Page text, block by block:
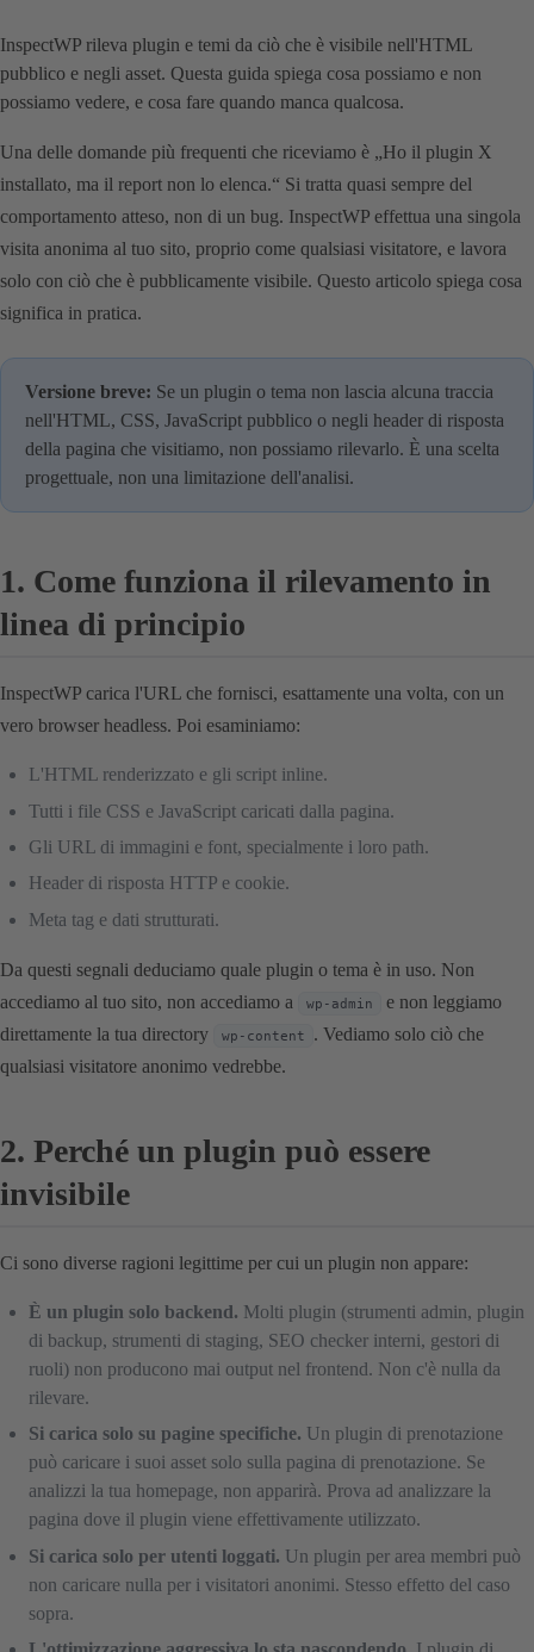
InspectWP rileva plugin e temi da ciò che è visibile nell'HTML
pubblico e negli asset. Questa guida spiega cosa possiamo e non
possiamo vedere, e cosa fare quando manca qualcosa.
Una delle domande più frequenti che riceviamo è „Ho il plugin X
installato, ma il report non lo elenca.“ Si tratta quasi sempre del
comportamento atteso, non di un bug. InspectWP effettua una singola
visita anonima al tuo sito, proprio come qualsiasi visitatore, e lavora
solo con ciò che è pubblicamente visibile. Questo articolo spiega cosa
significa in pratica.
Versione breve: Se un plugin o tema non lascia alcuna traccia
nell'HTML, CSS, JavaScript pubblico o negli header di risposta
della pagina che visitiamo, non possiamo rilevarlo. È una scelta
progettuale, non una limitazione dell'analisi.
1. Come funziona il rilevamento in
linea di principio
InspectWP carica l'URL che fornisci, esattamente una volta, con un
vero browser headless. Poi esaminiamo:
L'HTML renderizzato e gli script inline.
Tutti i file CSS e JavaScript caricati dalla pagina.
Gli URL di immagini e font, specialmente i loro path.
Header di risposta HTTP e cookie.
Meta tag e dati strutturati.
Da questi segnali deduciamo quale plugin o tema è in uso. Non
accediamo al tuo sito, non accediamo a
wp-admin
e non leggiamo
direttamente la tua directory
wp-content
. Vediamo solo ciò che
qualsiasi visitatore anonimo vedrebbe.
2. Perché un plugin può essere
invisibile
Ci sono diverse ragioni legittime per cui un plugin non appare:
È un plugin solo backend. Molti plugin (strumenti admin, plugin
di backup, strumenti di staging, SEO checker interni, gestori di
ruoli) non producono mai output nel frontend. Non c'è nulla da
rilevare.
Si carica solo su pagine specifiche. Un plugin di prenotazione
può caricare i suoi asset solo sulla pagina di prenotazione. Se
analizzi la tua homepage, non apparirà. Prova ad analizzare la
pagina dove il plugin viene effettivamente utilizzato.
Si carica solo per utenti loggati. Un plugin per area membri può
non caricare nulla per i visitatori anonimi. Stesso effetto del caso
sopra.